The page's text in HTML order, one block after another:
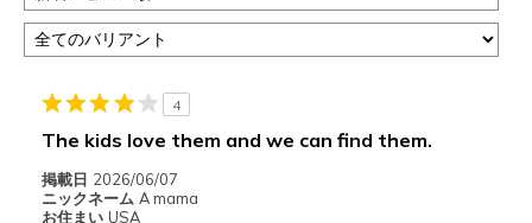
4
The kids love them and we can find them.
掲載日 2026/06/07
ニックネーム A mama
お住まい USA